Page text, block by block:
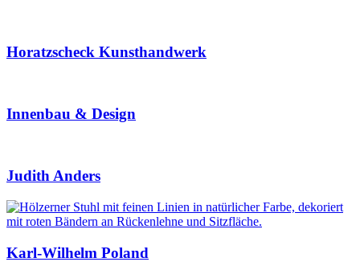
Horatzscheck Kunsthandwerk
Innenbau & Design
Judith Anders
Karl-Wilhelm Poland